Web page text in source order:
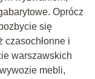
Oprócz
się
czasochłonne i
warszawskich
mebli,